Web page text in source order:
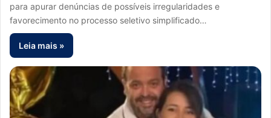
para apurar denúncias de possíveis irregularidades e
favorecimento no processo seletivo simplificado…
Leia mais »